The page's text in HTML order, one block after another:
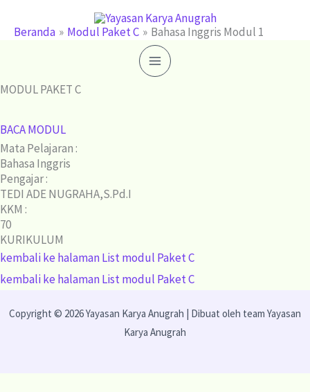
Beranda Modul Paket C Bahasa Inggris Modul 1
MODUL PAKET C
BACA MODUL
Mata Pelajaran :
Bahasa Inggris
Pengajar :
TEDI ADE NUGRAHA,S.Pd.I
KKM :
70
KURIKULUM
kembali ke halaman List modul Paket C
kembali ke halaman List modul Paket C
Copyright © 2026 Yayasan Karya Anugrah | Dibuat oleh team Yayasan
Karya Anugrah